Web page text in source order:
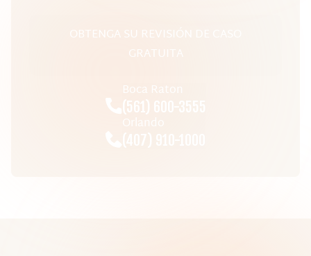
OBTENGA SU REVISIÓN DE CASO
GRATUITA
Boca Raton
(561) 600-3555
Orlando
(407) 910-1000